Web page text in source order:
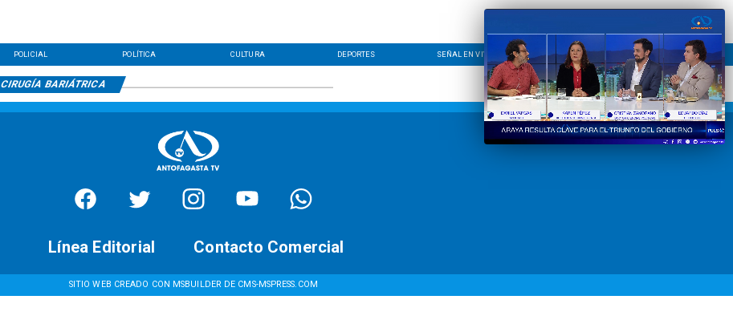
POLICIAL POLÍTICA CULTURA DEPORTES SEÑAL EN VIVO CONTACTO LÍNEA EDITORIAL
CIRUGÍA BARIÁTRICA
SITIO WEB CREADO CON MSBUILDER DE CMS-MSPRESS.COM
Contacto Comercial
Línea Editorial